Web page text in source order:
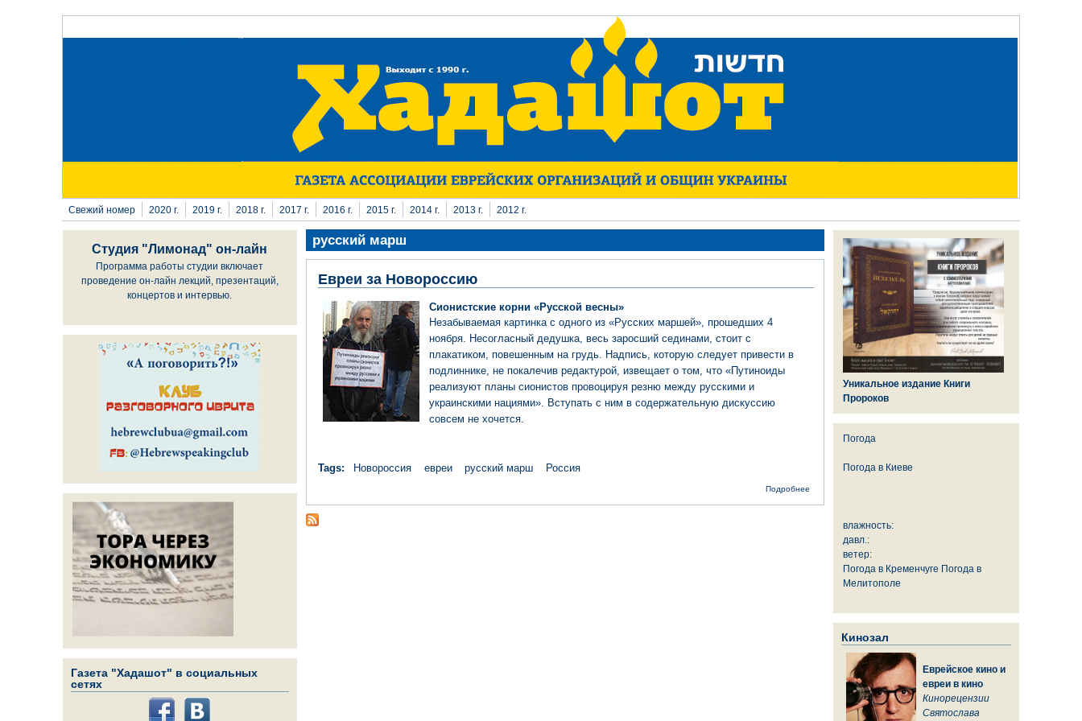
Перейти к основному содержанию
Свежий номер 2020 г. 2019 г. 2018 г. 2017 г. 2016 г. 2015 г. 2014 г. 2013 г. 2012 г.
Студия "Лимонад" он-лайн
Программа работы студии включает
проведение он-лайн лекций, презентаций,
концертов и интервью.
Газета "Хадашот" в социальных
сетях
русский марш
Евреи за Новороссию
Сионистские корни «Русской весны»
Незабываемая картинка с одного из «Русских маршей», прошедших 4
ноября. Несогласный дедушка, весь заросший сединами, стоит с
плакатиком, повешенным на грудь. Надпись, которую следует привести в
подлиннике, не покалечив редактурой, извещает о том, что «Путиноиды
реализуют планы сионистов провоцируя резню между русскими и
украинскими нациями». Вступать с ним в содержательную дискуссию
совсем не хочется.
Tags: Новороссия евреи русский марш Россия
Подробнее
Уникальное издание Книги
Пророков
Погода
Погода в Киеве
влажность:
давл.:
ветер:
Погода в Кременчуге Погода в
Мелитополе
Кинозал
Еврейское кино и
евреи в кино
Кинорецензии
Святослава